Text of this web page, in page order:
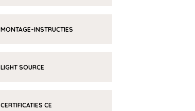
MONTAGE-INSTRUCTIES
LIGHT SOURCE
CERTIFICATIES CE